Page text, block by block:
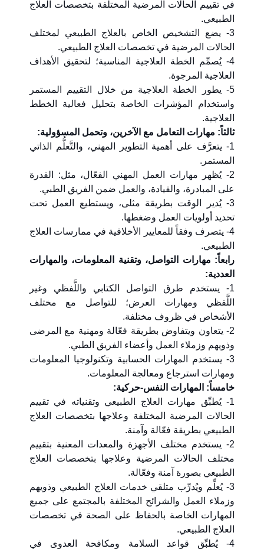
في تقييم الحالات المرضية المختلفة بتخصصات العلاج
الطبيعي.
3- يضع التشخيص الخاص بالعلاج الطبيعي لمختلف
الحالات المرضية في تخصصات العلاج الطبيعي.
4- يُصمِّم الخطة العلاجية المناسبة؛ لتحقيق الأهداف
العلاجية المرجوة.
5- يطور الخطة العلاجية من خلال التقييم المستمر
واستخدام المؤشرات الخاصة بتحليل فعالية الخطط
العلاجية.
ثالثاً: مهارات التعامل مع الآخرين، وتحمل المسؤولية:
1- يتعرَّف على أهمية التطوير المهني، والتَّعلُّم الذاتي
المستمر.
2- يُظهر مهارات العمل المهني الفعّال، مثل: القدرة
على المبادرة، والقيادة، والعمل ضمن الفريق الطبي.
3- يُدير الوقت بطريقة مثلى، ويستطيع العمل تحت
تحديد أولويات العمل وضغطها.
4- يتصرف وفقاً للمعايير الأخلاقية في ممارسات العلاج
الطبيعي.
رابعاً: مهارات التواصل، وتقنية المعلومات، والمهارات
العددية:
1- يستخدم طرق التواصل الكتابي واللَّفظي وغير
اللَّفظي ومهارات العرض؛ للتواصل مع مختلف
الأشخاص في ظروف مختلفة.
2- يتعاون ويتفاوض بطريقة فعّالة ومهنية مع المرضى
وذويهم وزملاء العمل وأعضاء الفريق الطبي.
3- يستخدم المهارات الحسابية وتكنولوجيا المعلومات
ومهارات استرجاع ومعالجة المعلومات.
خامساً: المهارات النفس-حركية:
1- يُطبِّق مهارات العلاج الطبيعي وتقنياته في تقييم
الحالات المرضية المختلفة وعلاجها بتخصصات العلاج
الطبيعي بطريقة فعّالة وآمنة.
2- يستخدم مختلف الأجهزة والمعدات المعنية بتقييم
مختلف الحالات المرضية وعلاجها بتخصصات العلاج
الطبيعي بصورة آمنة وفعّالة.
3- يُعلِّم ويُدرِّب متلقي خدمات العلاج الطبيعي وذويهم
وزملاء العمل والشرائح المختلفة بالمجتمع على جميع
المهارات الخاصة بالحفاظ على الصحة في تخصصات
العلاج الطبيعي.
4- يُطبِّق قواعد السلامة ومكافحة العدوى في